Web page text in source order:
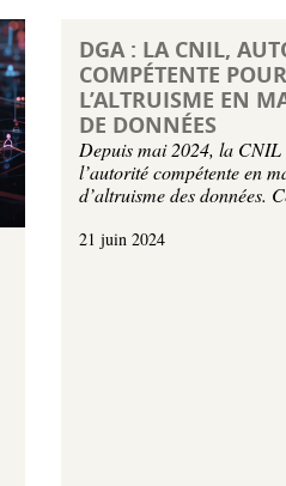
DGA : LA CNIL,
COMPÉTENTE POUR
L’ALTRUISME EN
DE DONNÉES
Depuis mai 2024, la CNIL
l’autorité compétente en
d’altruisme des données.
21 juin 2024